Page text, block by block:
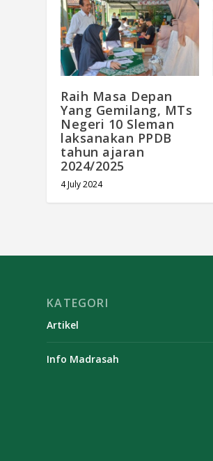
Raih Masa Depan
Yang Gemilang, MTs
Negeri 10 Sleman
laksanakan PPDB
tahun ajaran
2024/2025
4 July 2024
KATEGORI
Artikel
Info Madrasah